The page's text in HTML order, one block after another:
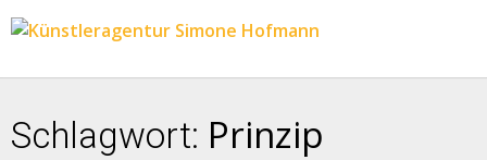
Schlagwort: Prinzip